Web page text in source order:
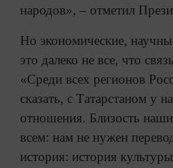
народов», – отметил
Но экономические,
это далеко не все, что
«Среди всех регионов
сказать, с Татарстаном у
отношения. Близость
всем: нам не нужен
история: история